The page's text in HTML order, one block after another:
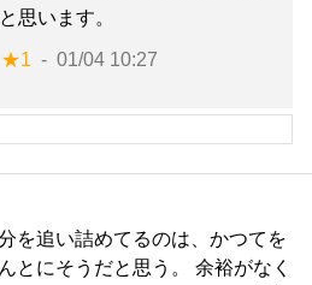
思います。
★1 01/04 10:27
を追い詰めてるのは、かつてを
とにそうだと思う。 余裕がなく